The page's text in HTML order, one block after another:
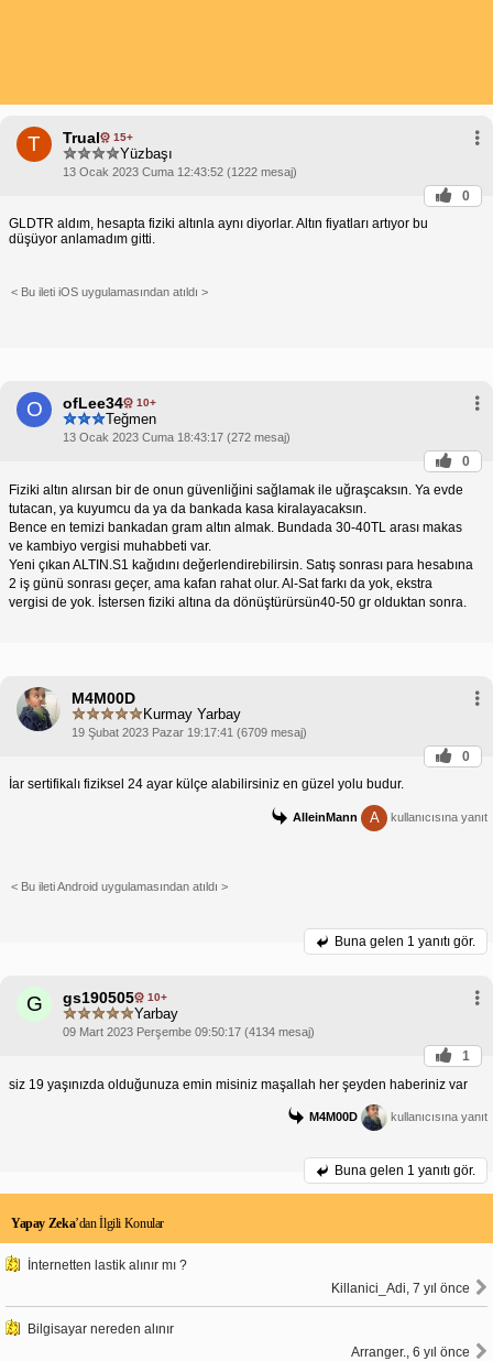
T Trual 15+
Yüzbaşı
13 Ocak 2023 Cuma 12:43:52 (1222 mesaj)
0
GLDTR aldım, hesapta fiziki altınla aynı diyorlar. Altın fiyatları artıyor bu
düşüyor anlamadım gitti.
< Bu ileti iOS uygulamasından atıldı >
O ofLee34 10+
Teğmen
13 Ocak 2023 Cuma 18:43:17 (272 mesaj)
0
Fiziki altın alırsan bir de onun güvenliğini sağlamak ile uğraşcaksın. Ya evde
tutacan, ya kuyumcu da ya da bankada kasa kiralayacaksın.
Bence en temizi bankadan gram altın almak. Bundada 30-40TL arası makas
ve kambiyo vergisi muhabbeti var.
Yeni çıkan ALTIN.S1 kağıdını değerlendirebilirsin. Satış sonrası para hesabına
2 iş günü sonrası geçer, ama kafan rahat olur. Al-Sat farkı da yok, ekstra
vergisi de yok. İstersen fiziki altına da dönüştürürsün40-50 gr olduktan sonra.
M4M00D
Kurmay Yarbay
19 Şubat 2023 Pazar 19:17:41 (6709 mesaj)
0
İar sertifikalı fiziksel 24 ayar külçe alabilirsiniz en güzel yolu budur.
AlleinMann A kullanıcısına yanıt
< Bu ileti Android uygulamasından atıldı >
Buna gelen 1 yanıtı gör.
G gs190505 10+
Yarbay
09 Mart 2023 Perşembe 09:50:17 (4134 mesaj)
1
siz 19 yaşınızda olduğunuza emin misiniz maşallah her şeyden haberiniz var
M4M00D kullanıcısına yanıt
Buna gelen 1 yanıtı gör.
Yapay Zeka’dan İlgili Konular
İnternetten lastik alınır mı ?
Killanici_Adi, 7 yıl önce
Bilgisayar nereden alınır
Arranger., 6 yıl önce